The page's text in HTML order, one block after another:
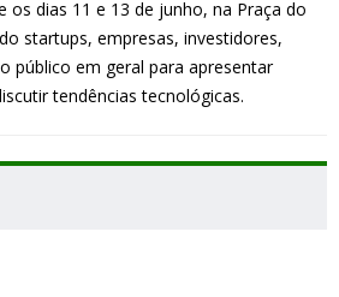
os dias 11 e 13 de junho, na Praça do
startups, empresas, investidores,
público em geral para apresentar
tendências tecnológicas.